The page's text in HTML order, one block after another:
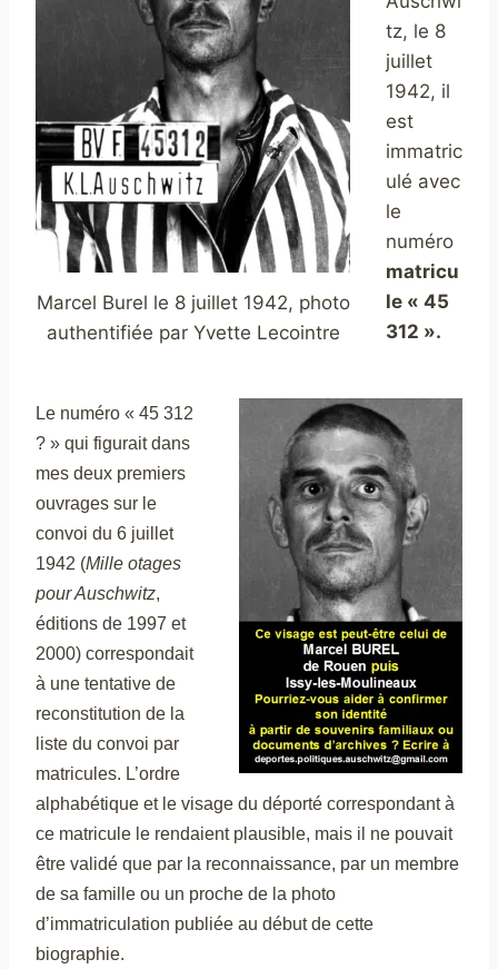
Marcel Burel le 8 juillet 1942, photo
authentifiée par Yvette Lecointre
tz, le 8
juillet
1942, il
est
immatric
ulé avec
le
numéro
matricu
le « 45
312 ».
Le numéro « 45 312
? » qui figurait dans
mes deux premiers
ouvrages sur le
convoi du 6 juillet
1942 (Mille otages
pour Auschwitz,
éditions de 1997 et
2000) correspondait
à une tentative de
reconstitution de la
liste du convoi par
matricules. L’ordre
alphabétique et le visage du déporté correspondant à
ce matricule le rendaient plausible, mais il ne pouvait
être validé que par la reconnaissance, par un membre
de sa famille ou un proche de la photo
d’immatriculation publiée au début de cette
biographie.